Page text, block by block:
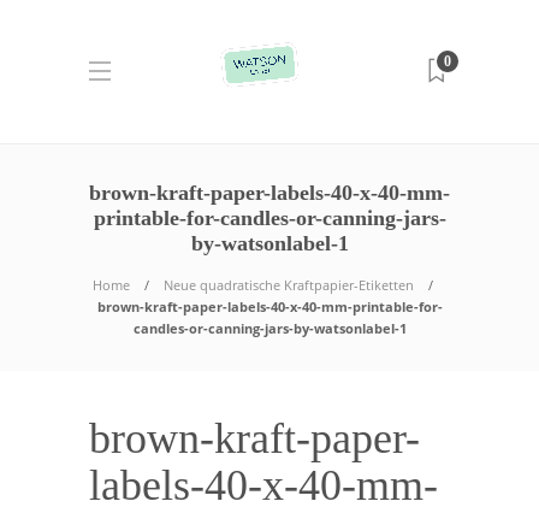
0
brown-kraft-paper-labels-40-x-40-mm-
printable-for-candles-or-canning-jars-
by-watsonlabel-1
Home
Neue quadratische Kraftpapier-Etiketten
brown-kraft-paper-labels-40-x-40-mm-printable-for-
candles-or-canning-jars-by-watsonlabel-1
brown-kraft-paper-
labels-40-x-40-mm-